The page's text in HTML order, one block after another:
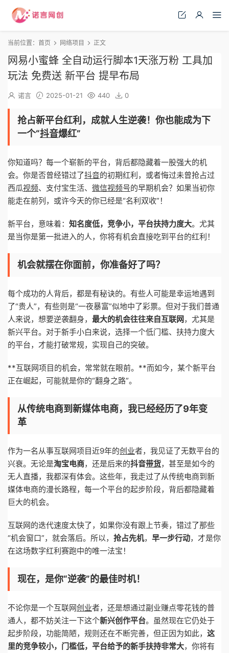
当前位置： 首页 网络项目 正文
网易小蜜蜂 全自动运行脚本1天涨万粉 工具加
玩法 免费送 新平台 提早布局
诺言 2025-01-21 440 0
抢占新平台红利，成就人生逆袭！你也能成为下
一个“抖音爆红”
你知道吗？每一个崭新的平台，背后都隐藏着一股强大的机
会。你是否曾经错过了抖音的初期红利，或者悔过未曾抢占过
西瓜视频、支付宝生活、 微信视频号的早期机会？如果当初你
能走在前列，或许今天的你已经是“名利双收”！
新平台，意味着： 知名度低，竞争小，平台扶持力度大。尤其
是当你是第一批进入的人，你将有机会直接吃到平台的红利！
机会就摆在你面前，你准备好了吗？
每个成功的人背后，都是有秘诀的。有些人可能是幸运地遇到
了“贵人”，有些则是“一夜暴富”似地中了彩票。但对于我们普通
人来说，想要逆袭翻身， 最大的机会往往来自互联网，尤其是
新兴平台。对于新手小白来说，选择一个低门槛、扶持力度大
的平台，才能打破常规，实现自己的突破。
**互联网项目的机会，常常就在眼前。**而如今，某个新平台
正在崛起，可能就是你的“翻身之路”。
从传统电商到新媒体电商，我已经经历了9年变
革
作为一名从事互联网项目近9年的创业者，我见证了无数平台的
兴衰。无论是淘宝电商，还是后来的抖音带货，甚至是如今的
无人直播，我都深有体会。这些年，我走过了从传统电商到新
媒体电商的漫长路程，每一个平台的起步阶段，背后都隐藏着
巨大的机会。
互联网的迭代速度太快了，如果你没有跟上节奏，错过了那些
“机会窗口”，就会落后。所以， 抢占先机， 早一步行动，才是你
在这场数字红利赛跑中的唯一法宝！
现在，是你“逆袭”的最佳时机！
不论你是一个互联网创业者，还是想通过副业赚点零花钱的普
通人，都不妨关注一下这个新兴创作平台。虽然现在它仍处于
起步阶段，功能简陋，规则还在不断完善，但正因为如此， 这
里的竞争较小，门槛低，平台给予的新手扶持非常大，你将有